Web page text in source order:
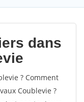
dans
? Comment
Coublevie ?